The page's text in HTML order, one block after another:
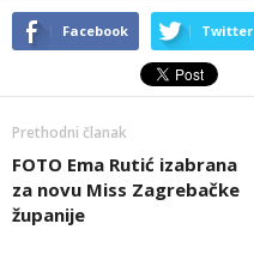
Facebook Twitter
Prethodni članak
FOTO Ema Rutić izabrana
za novu Miss Zagrebačke
županije